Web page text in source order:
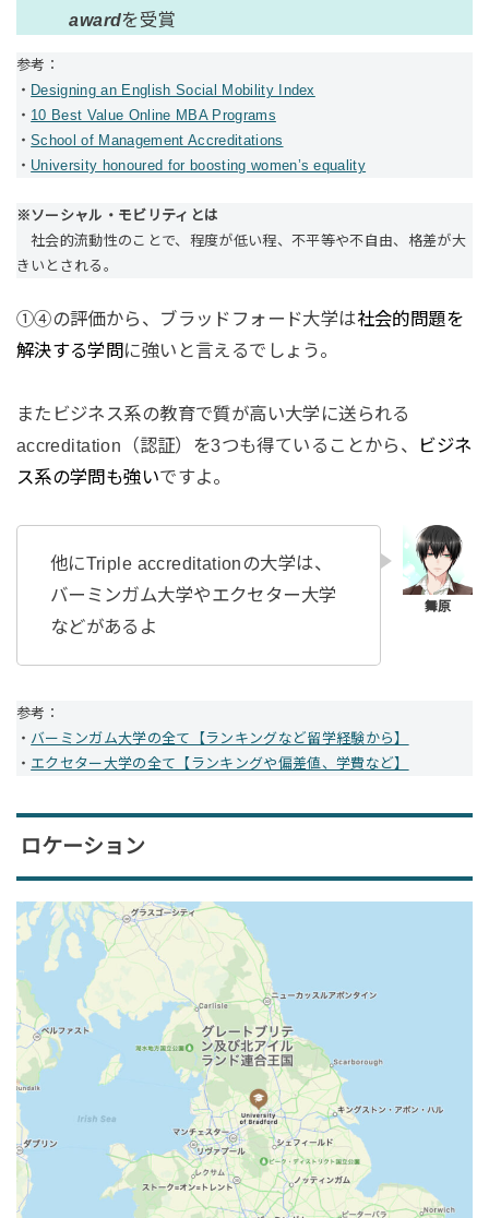
awardを受賞
参考：
・ Designing an English Social Mobility Index
・ 10 Best Value Online MBA Programs
・School of Management Accreditations
・ University honoured for boosting women’s equality
※ソーシャル・モビリティとは
社会的流動性のことで、程度が低い程、不平等や不自由、格差が大
きいとされる。
①④の評価から、ブラッドフォード大学は社会的問題を
解決する学問 に強いと言えるでしょう。
またビジネス系の教育で質が高い大学に送られる
accreditation（認証）を3つも得ていることから、
ビジネ
ス系の学問も強いですよ。
他にTriple accreditationの大学は、
バーミンガム大学やエクセター大学
などがあるよ
参考：
・ バーミンガム大学の全て【ランキングなど留学経験から】
・ エクセター大学の全て【ランキングや偏差値、学費など】
ロケーション